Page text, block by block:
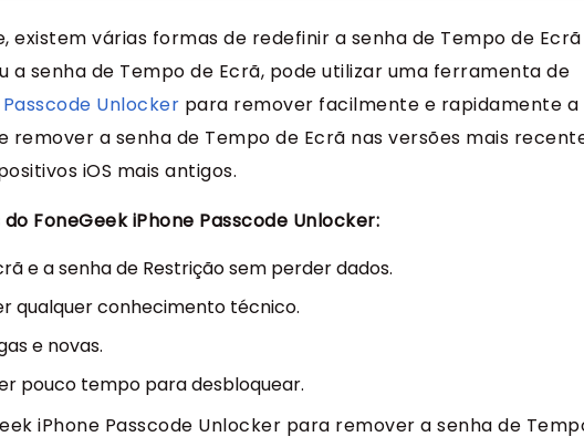
várias formas de redefinir a senha de Tempo de
a senha de Tempo de Ecrã, pode utilizar uma ferramenta de
Unlocker para remover facilmente e rapidamente a
a senha de Tempo de Ecrã nas versões mais
iOS mais antigos.
FoneGeek iPhone Passcode Unlocker:
e a senha de Restrição sem perder dados.
qualquer conhecimento técnico.
e novas.
pouco tempo para desbloquear.
iPhone Passcode Unlocker para remover a senha de